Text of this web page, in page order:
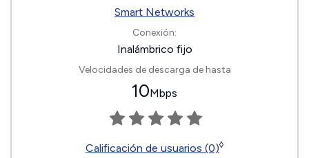
Smart Networks
Conexión:
Inalámbrico fijo
Velocidades de descarga de hasta
10Mbps
Calificación de usuarios (0)◊